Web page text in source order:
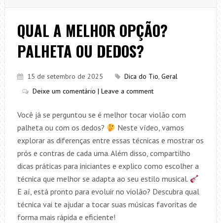
QUAL A MELHOR OPÇÃO?
PALHETA OU DEDOS?
15 de setembro de 2025 Dica do Tio, Geral
Deixe um comentário | Leave a comment
Você já se perguntou se é melhor tocar violão com
palheta ou com os dedos?
Neste vídeo, vamos
explorar as diferenças entre essas técnicas e mostrar os
prós e contras de cada uma. Além disso, compartilho
dicas práticas para iniciantes e explico como escolher a
técnica que melhor se adapta ao seu estilo musical.
E aí, está pronto para evoluir no violão? Descubra qual
técnica vai te ajudar a tocar suas músicas favoritas de
forma mais rápida e eficiente!